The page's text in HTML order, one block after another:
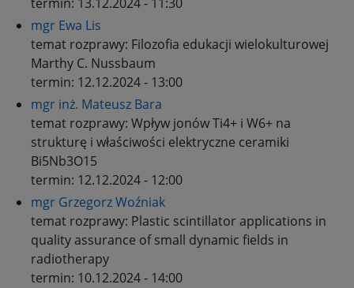
termin: 13.12.2024 - 11:30
mgr Ewa Lis
temat rozprawy: Filozofia edukacji wielokulturowej
Marthy C. Nussbaum
termin: 12.12.2024 - 13:00
mgr inż. Mateusz Bara
temat rozprawy: Wpływ jonów Ti4+ i W6+ na
strukturę i właściwości elektryczne ceramiki
Bi5Nb3O15
termin: 12.12.2024 - 12:00
mgr Grzegorz Woźniak
temat rozprawy: Plastic scintillator applications in
quality assurance of small dynamic fields in
radiotherapy
termin: 10.12.2024 - 14:00